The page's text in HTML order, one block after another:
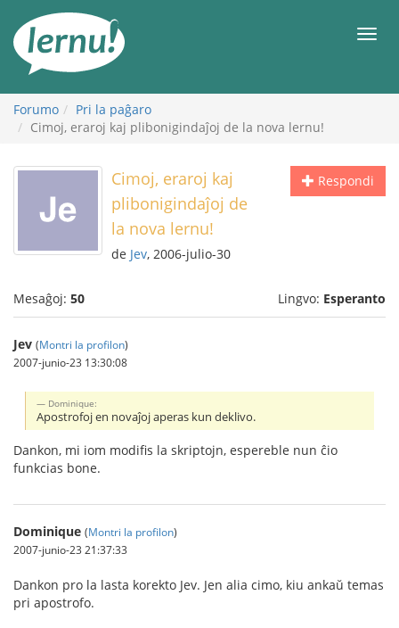
enhavo
Forumo
Pri la paĝaro
Cimoj, eraroj kaj plibonigindaĵoj de la nova lernu!
Respondi
Cimoj, eraroj kaj
plibonigindaĵoj de
la nova lernu!
de Jev, 2006-julio-30
Mesaĝoj: 50 Lingvo: Esperanto
Jev (Montri la profilon)
2007-junio-23 13:30:08
Dominique:
Apostrofoj en novaĵoj aperas kun deklivo.
Dankon, mi iom modifis la skriptojn, espereble nun ĉio
funkcias bone.
Dominique (Montri la profilon)
2007-junio-23 21:37:33
Dankon pro la lasta korekto Jev. Jen alia cimo, kiu ankaŭ temas
pri apostrofo.